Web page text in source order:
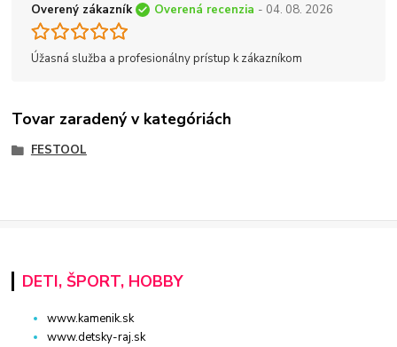
Overený zákazník Overená recenzia - 04. 08. 2026
Úžasná služba a profesionálny prístup k zákazníkom
Tovar zaradený v kategóriách
FESTOOL
DETI, ŠPORT, HOBBY
www.kamenik.sk
www.detsky-raj.sk